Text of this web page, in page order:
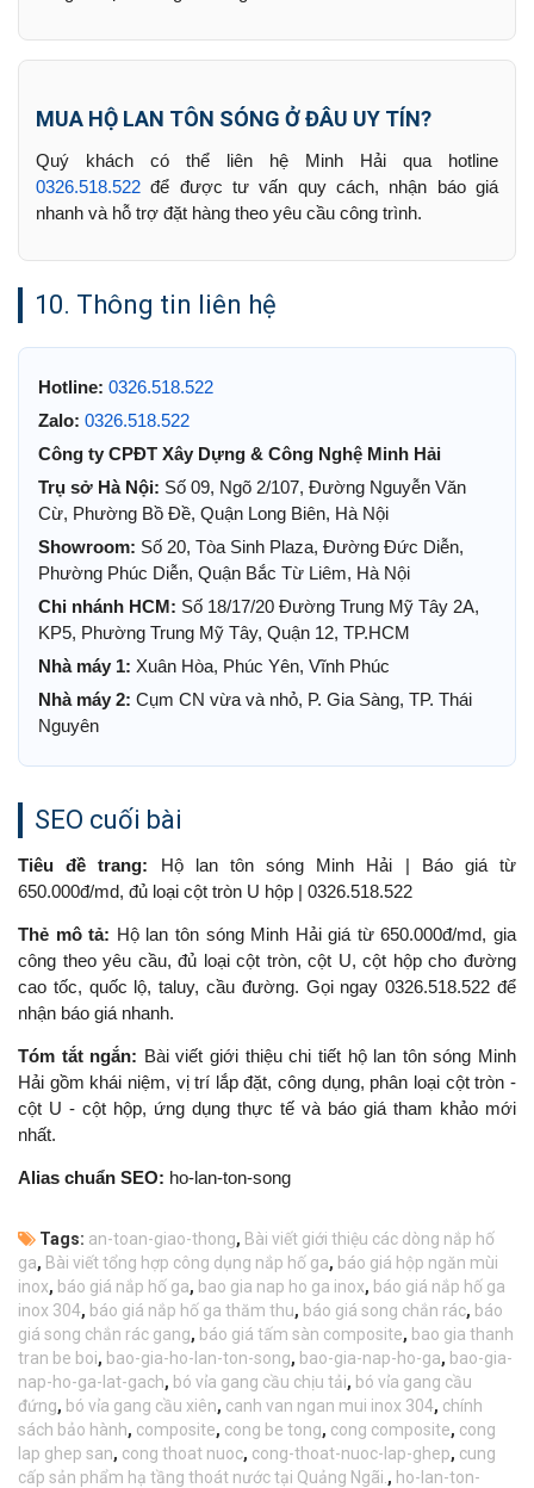
MUA HỘ LAN TÔN SÓNG Ở ĐÂU UY TÍN?
Quý khách có thể liên hệ Minh Hải qua hotline
0326.518.522 để được tư vấn quy cách, nhận báo giá
nhanh và hỗ trợ đặt hàng theo yêu cầu công trình.
10. Thông tin liên hệ
Hotline: 0326.518.522
Zalo: 0326.518.522
Công ty CPĐT Xây Dựng & Công Nghệ Minh Hải
Trụ sở Hà Nội: Số 09, Ngõ 2/107, Đường Nguyễn Văn
Cừ, Phường Bồ Đề, Quận Long Biên, Hà Nội
Showroom: Số 20, Tòa Sinh Plaza, Đường Đức Diễn,
Phường Phúc Diễn, Quận Bắc Từ Liêm, Hà Nội
Chi nhánh HCM: Số 18/17/20 Đường Trung Mỹ Tây 2A,
KP5, Phường Trung Mỹ Tây, Quận 12, TP.HCM
Nhà máy 1: Xuân Hòa, Phúc Yên, Vĩnh Phúc
Nhà máy 2: Cụm CN vừa và nhỏ, P. Gia Sàng, TP. Thái
Nguyên
SEO cuối bài
Tiêu đề trang: Hộ lan tôn sóng Minh Hải | Báo giá từ
650.000đ/md, đủ loại cột tròn U hộp | 0326.518.522
Thẻ mô tả: Hộ lan tôn sóng Minh Hải giá từ 650.000đ/md, gia
công theo yêu cầu, đủ loại cột tròn, cột U, cột hộp cho đường
cao tốc, quốc lộ, taluy, cầu đường. Gọi ngay 0326.518.522 để
nhận báo giá nhanh.
Tóm tắt ngắn: Bài viết giới thiệu chi tiết hộ lan tôn sóng Minh
Hải gồm khái niệm, vị trí lắp đặt, công dụng, phân loại cột tròn -
cột U - cột hộp, ứng dụng thực tế và báo giá tham khảo mới
nhất.
Alias chuẩn SEO: ho-lan-ton-song
Tags: an-toan-giao-thong, Bài viết giới thiệu các dòng nắp hố
ga, Bài viết tổng hợp công dụng nắp hố ga, báo giá hộp ngăn mùi
inox, báo giá nắp hố ga, bao gia nap ho ga inox, báo giá nắp hố ga
inox 304, báo giá nắp hố ga thăm thu, báo giá song chắn rác, báo
giá song chắn rác gang, báo giá tấm sàn composite, bao gia thanh
tran be boi, bao-gia-ho-lan-ton-song, bao-gia-nap-ho-ga, bao-gia-
nap-ho-ga-lat-gach, bó vỉa gang cầu chịu tải, bó vỉa gang cầu
đứng, bó vỉa gang cầu xiên, canh van ngan mui inox 304, chính
sách bảo hành, composite, cong be tong, cong composite, cong
lap ghep san, cong thoat nuoc, cong-thoat-nuoc-lap-ghep, cung
cấp sản phẩm hạ tầng thoát nước tại Quảng Ngãi. , ho-lan-ton-